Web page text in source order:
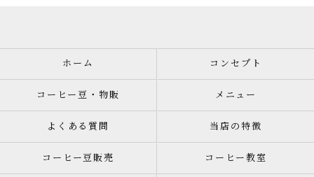
ホーム コンセプト
コーヒー豆・物販 メニュー
よくある質問 当店の特徴
コーヒー豆販売 コーヒー教室